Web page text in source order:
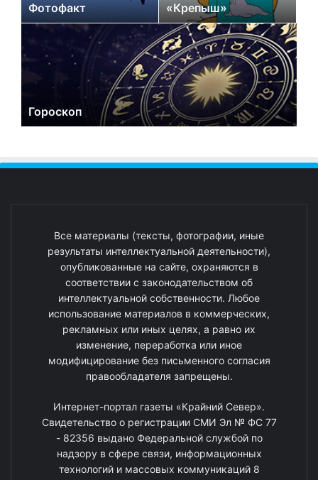
Фотофакт «Крепыш»
Гороскоп
Все материалы (тексты, фотографии, иные
результаты интеллектуальной деятельности),
опубликованные на сайте, охраняются в
соответствии с законодательством об
интеллектуальной собственности. Любое
использование материалов в коммерческих,
рекламных или иных целях, а равно их
изменение, переработка или иное
модифицирование без письменного согласия
правообладателя запрещены.
Интернет-портал газеты «Крайний Север».
Свидетельство о регистрации СМИ Эл № ФС 77
- 82356 выдано Федеральной службой по
надзору в сфере связи, информационных
технологий и массовых коммуникаций 8